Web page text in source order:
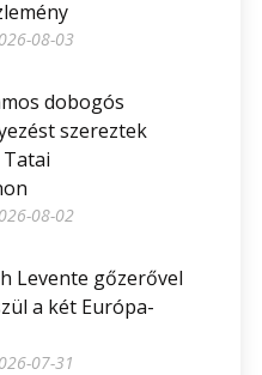
08-03
dobogós
szereztek
08-02
Levente gőzerővel
a két Európa-
07-31